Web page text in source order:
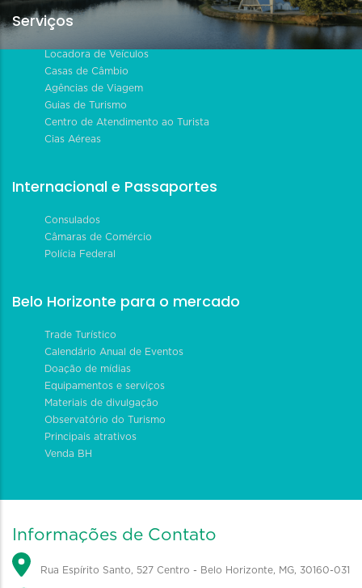
Serviços
Locadora de Veículos
Casas de Câmbio
Agências de Viagem
Guias de Turismo
Centro de Atendimento ao Turista
Cias Aéreas
Internacional e Passaportes
Consulados
Câmaras de Comércio
Polícia Federal
Belo Horizonte para o mercado
Trade Turístico
Calendário Anual de Eventos
Doação de mídias
Equipamentos e serviços
Materiais de divulgação
Observatório do Turismo
Principais atrativos
Venda BH
Informações de Contato
Rua Espírito Santo, 527 Centro - Belo Horizonte, MG, 30160-031